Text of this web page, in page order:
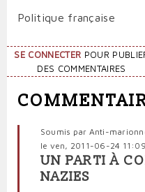
Politique française
SE CONNECTER POUR
DES COMMENTAIRES
Soumis par Anti-
le ven, 2011-06-24 11:09
UN PARTI À
NAZIES